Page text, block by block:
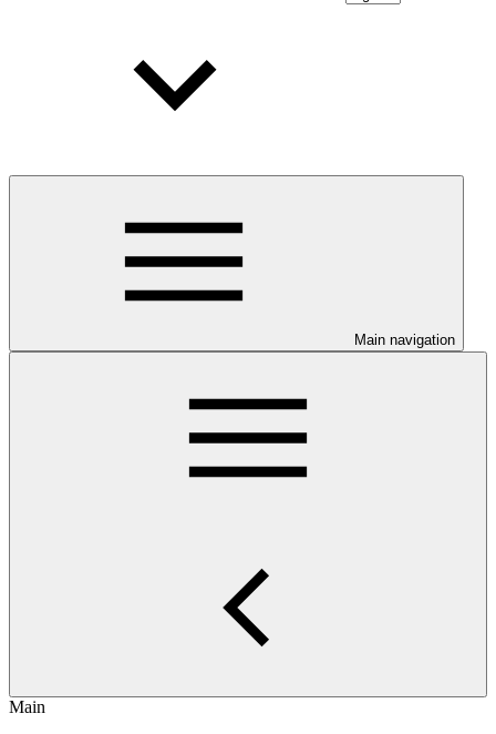
Main navigation
Main